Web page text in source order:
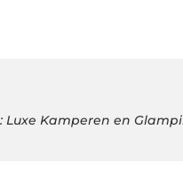
Kamperen en